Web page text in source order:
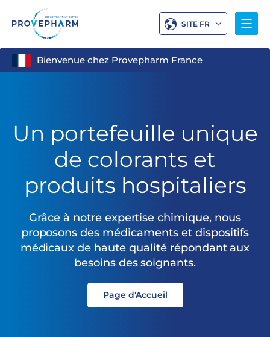
SITE FR
Bienvenue chez Provepharm France
Un portefeuille unique
de colorants et
produits hospitaliers
Grâce à notre expertise chimique, nous
proposons des médicaments et dispositifs
médicaux de haute qualité répondant aux
besoins des soignants.
Page d'Accueil